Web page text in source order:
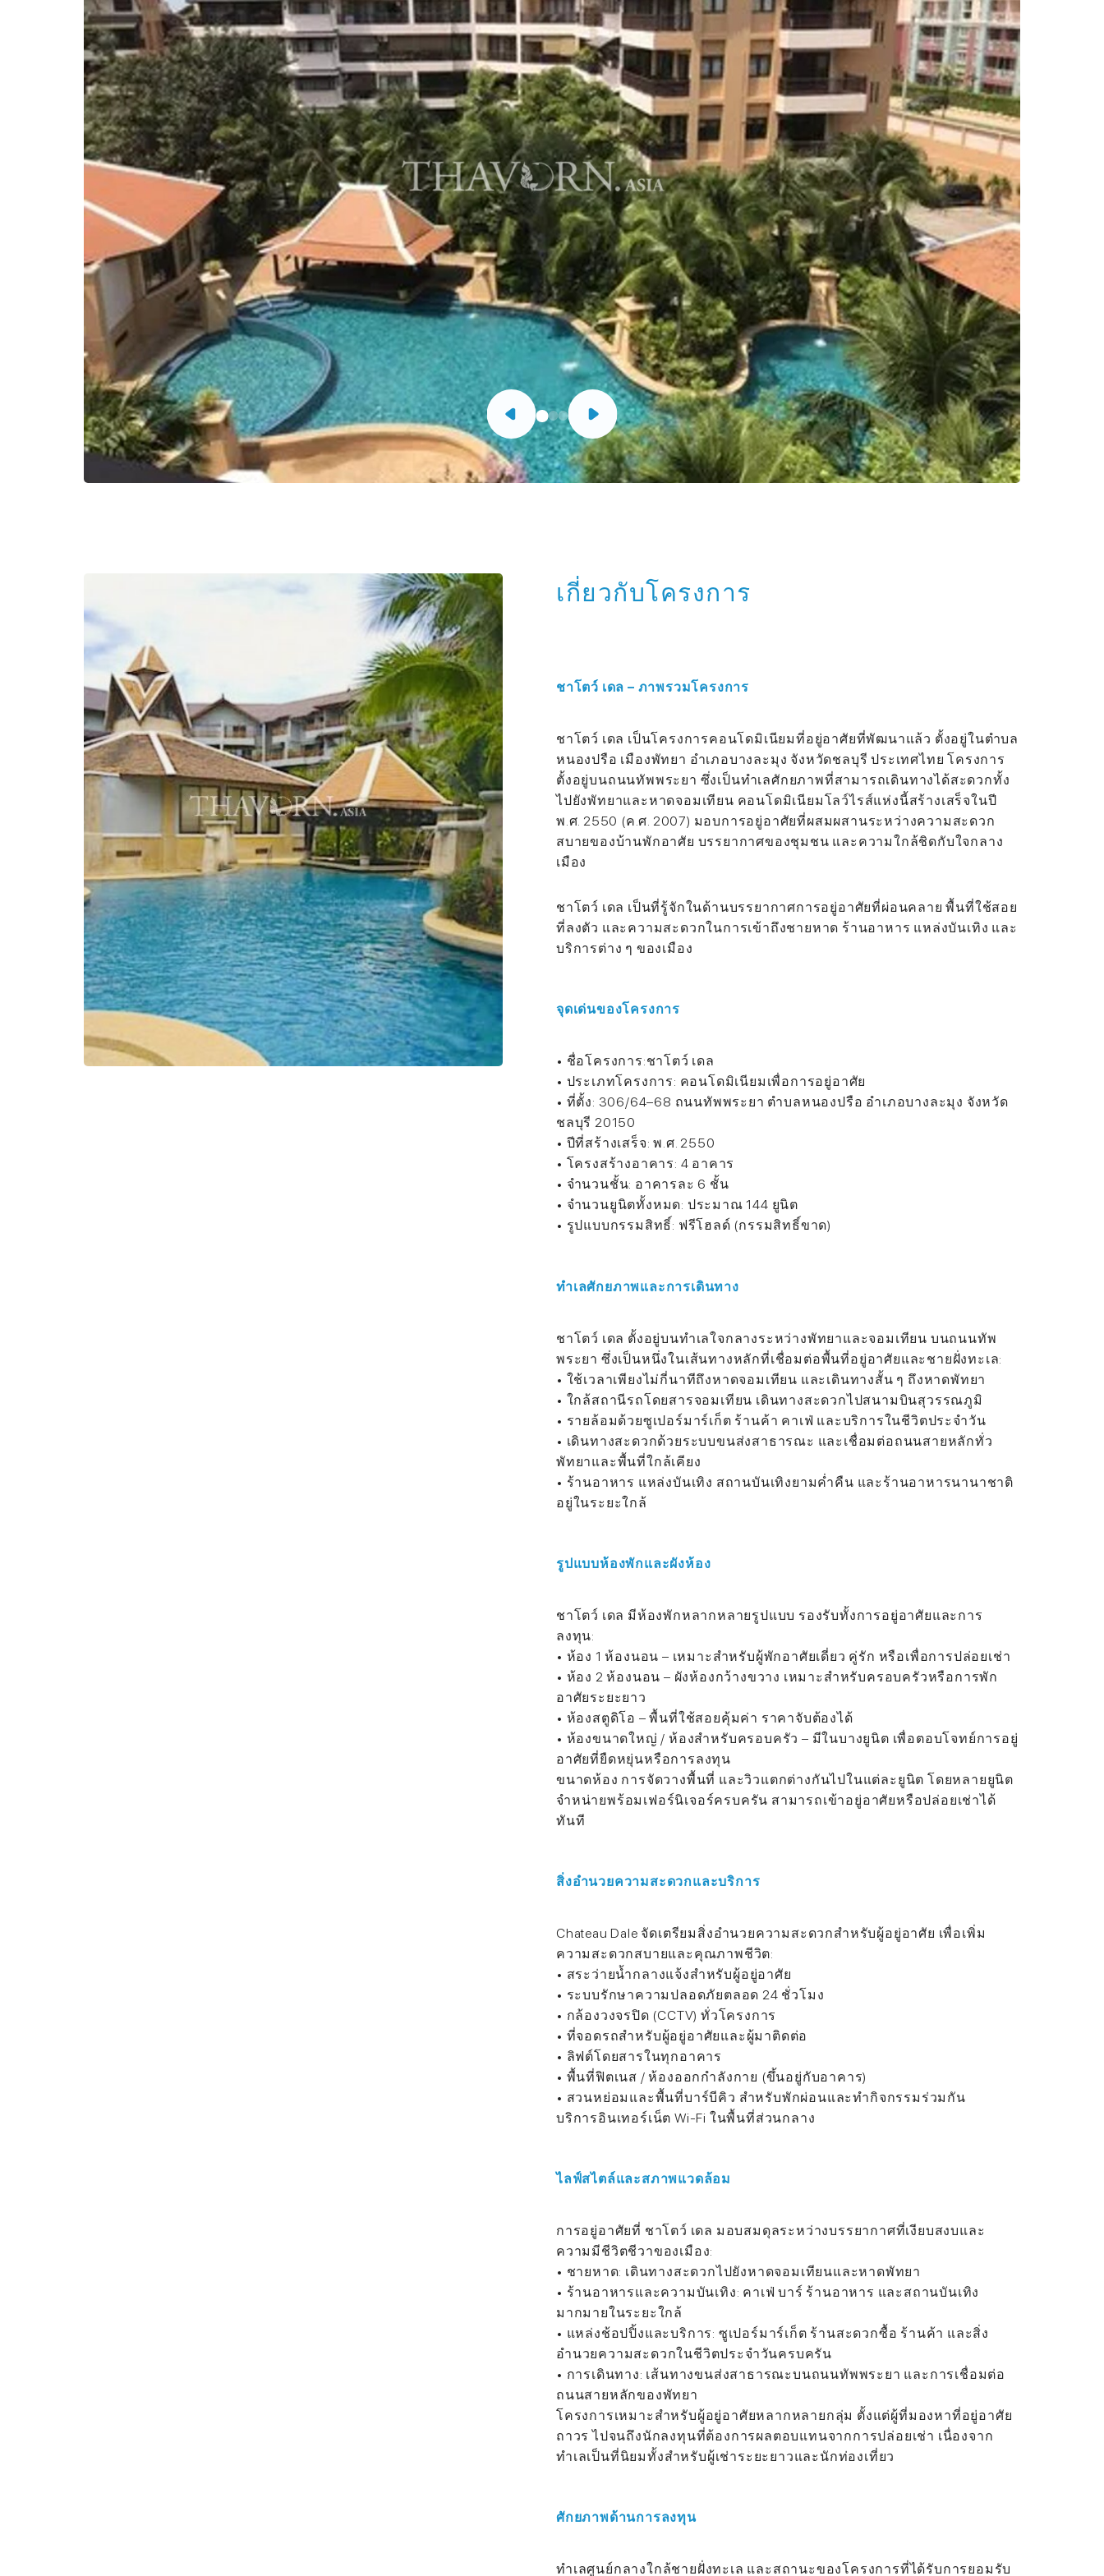
เกี่ยวกับโครงการ
ชาโตว์ เดล – ภาพรวมโครงการ
ชาโตว์ เดล เป็นโครงการคอนโดมิเนียมที่อยู่อาศัยที่พัฒนาแล้ว ตั้งอยู่ในตำบล
หนองปรือ เมืองพัทยา อำเภอบางละมุง จังหวัดชลบุรี ประเทศไทย โครงการ
ตั้งอยู่บนถนนทัพพระยา ซึ่งเป็นทำเลศักยภาพที่สามารถเดินทางได้สะดวกทั้ง
ไปยังพัทยาและหาดจอมเทียน คอนโดมิเนียมโลว์ไรส์แห่งนี้สร้างเสร็จในปี
พ.ศ. 2550 (ค.ศ. 2007) มอบการอยู่อาศัยที่ผสมผสานระหว่างความสะดวก
สบายของบ้านพักอาศัย บรรยากาศของชุมชน และความใกล้ชิดกับใจกลาง
เมือง
ชาโตว์ เดล เป็นที่รู้จักในด้านบรรยากาศการอยู่อาศัยที่ผ่อนคลาย พื้นที่ใช้สอย
ที่ลงตัว และความสะดวกในการเข้าถึงชายหาด ร้านอาหาร แหล่งบันเทิง และ
บริการต่าง ๆ ของเมือง
จุดเด่นของโครงการ
• ชื่อโครงการ:ชาโตว์ เดล
• ประเภทโครงการ: คอนโดมิเนียมเพื่อการอยู่อาศัย
• ที่ตั้ง: 306/64–68 ถนนทัพพระยา ตำบลหนองปรือ อำเภอบางละมุง จังหวัด
ชลบุรี 20150
• ปีที่สร้างเสร็จ: พ.ศ. 2550
• โครงสร้างอาคาร: 4 อาคาร
• จำนวนชั้น: อาคารละ 6 ชั้น
• จำนวนยูนิตทั้งหมด: ประมาณ 144 ยูนิต
• รูปแบบกรรมสิทธิ์: ฟรีโฮลด์ (กรรมสิทธิ์ขาด)
ทำเลศักยภาพและการเดินทาง
ชาโตว์ เดล ตั้งอยู่บนทำเลใจกลางระหว่างพัทยาและจอมเทียน บนถนนทัพ
พระยา ซึ่งเป็นหนึ่งในเส้นทางหลักที่เชื่อมต่อพื้นที่อยู่อาศัยและชายฝั่งทะเล:
• ใช้เวลาเพียงไม่กี่นาทีถึงหาดจอมเทียน และเดินทางสั้น ๆ ถึงหาดพัทยา
• ใกล้สถานีรถโดยสารจอมเทียน เดินทางสะดวกไปสนามบินสุวรรณภูมิ
• รายล้อมด้วยซูเปอร์มาร์เก็ต ร้านค้า คาเฟ่ และบริการในชีวิตประจำวัน
• เดินทางสะดวกด้วยระบบขนส่งสาธารณะ และเชื่อมต่อถนนสายหลักทั่ว
พัทยาและพื้นที่ใกล้เคียง
• ร้านอาหาร แหล่งบันเทิง สถานบันเทิงยามค่ำคืน และร้านอาหารนานาชาติ
อยู่ในระยะใกล้
รูปแบบห้องพักและผังห้อง
ชาโตว์ เดล มีห้องพักหลากหลายรูปแบบ รองรับทั้งการอยู่อาศัยและการ
ลงทุน:
• ห้อง 1 ห้องนอน – เหมาะสำหรับผู้พักอาศัยเดี่ยว คู่รัก หรือเพื่อการปล่อยเช่า
• ห้อง 2 ห้องนอน – ผังห้องกว้างขวาง เหมาะสำหรับครอบครัวหรือการพัก
อาศัยระยะยาว
• ห้องสตูดิโอ – พื้นที่ใช้สอยคุ้มค่า ราคาจับต้องได้
• ห้องขนาดใหญ่ / ห้องสำหรับครอบครัว – มีในบางยูนิต เพื่อตอบโจทย์การอยู่
อาศัยที่ยืดหยุ่นหรือการลงทุน
ขนาดห้อง การจัดวางพื้นที่ และวิวแตกต่างกันไปในแต่ละยูนิต โดยหลายยูนิต
จำหน่ายพร้อมเฟอร์นิเจอร์ครบครัน สามารถเข้าอยู่อาศัยหรือปล่อยเช่าได้
ทันที
สิ่งอำนวยความสะดวกและบริการ
Chateau Dale จัดเตรียมสิ่งอำนวยความสะดวกสำหรับผู้อยู่อาศัย เพื่อเพิ่ม
ความสะดวกสบายและคุณภาพชีวิต:
• สระว่ายน้ำกลางแจ้งสำหรับผู้อยู่อาศัย
• ระบบรักษาความปลอดภัยตลอด 24 ชั่วโมง
• กล้องวงจรปิด (CCTV) ทั่วโครงการ
• ที่จอดรถสำหรับผู้อยู่อาศัยและผู้มาติดต่อ
• ลิฟต์โดยสารในทุกอาคาร
• พื้นที่ฟิตเนส / ห้องออกกำลังกาย (ขึ้นอยู่กับอาคาร)
• สวนหย่อมและพื้นที่บาร์บีคิว สำหรับพักผ่อนและทำกิจกรรมร่วมกัน
บริการอินเทอร์เน็ต Wi-Fi ในพื้นที่ส่วนกลาง
ไลฟ์สไตล์และสภาพแวดล้อม
การอยู่อาศัยที่ ชาโตว์ เดล มอบสมดุลระหว่างบรรยากาศที่เงียบสงบและ
ความมีชีวิตชีวาของเมือง:
• ชายหาด: เดินทางสะดวกไปยังหาดจอมเทียนและหาดพัทยา
• ร้านอาหารและความบันเทิง: คาเฟ่ บาร์ ร้านอาหาร และสถานบันเทิง
มากมายในระยะใกล้
• แหล่งช้อปปิ้งและบริการ: ซูเปอร์มาร์เก็ต ร้านสะดวกซื้อ ร้านค้า และสิ่ง
อำนวยความสะดวกในชีวิตประจำวันครบครัน
• การเดินทาง: เส้นทางขนส่งสาธารณะบนถนนทัพพระยา และการเชื่อมต่อ
ถนนสายหลักของพัทยา
โครงการเหมาะสำหรับผู้อยู่อาศัยหลากหลายกลุ่ม ตั้งแต่ผู้ที่มองหาที่อยู่อาศัย
ถาวร ไปจนถึงนักลงทุนที่ต้องการผลตอบแทนจากการปล่อยเช่า เนื่องจาก
ทำเลเป็นที่นิยมทั้งสำหรับผู้เช่าระยะยาวและนักท่องเที่ยว
ศักยภาพด้านการลงทุน
ทำเลศูนย์กลางใกล้ชายฝั่งทะเล และสถานะของโครงการที่ได้รับการยอมรับ